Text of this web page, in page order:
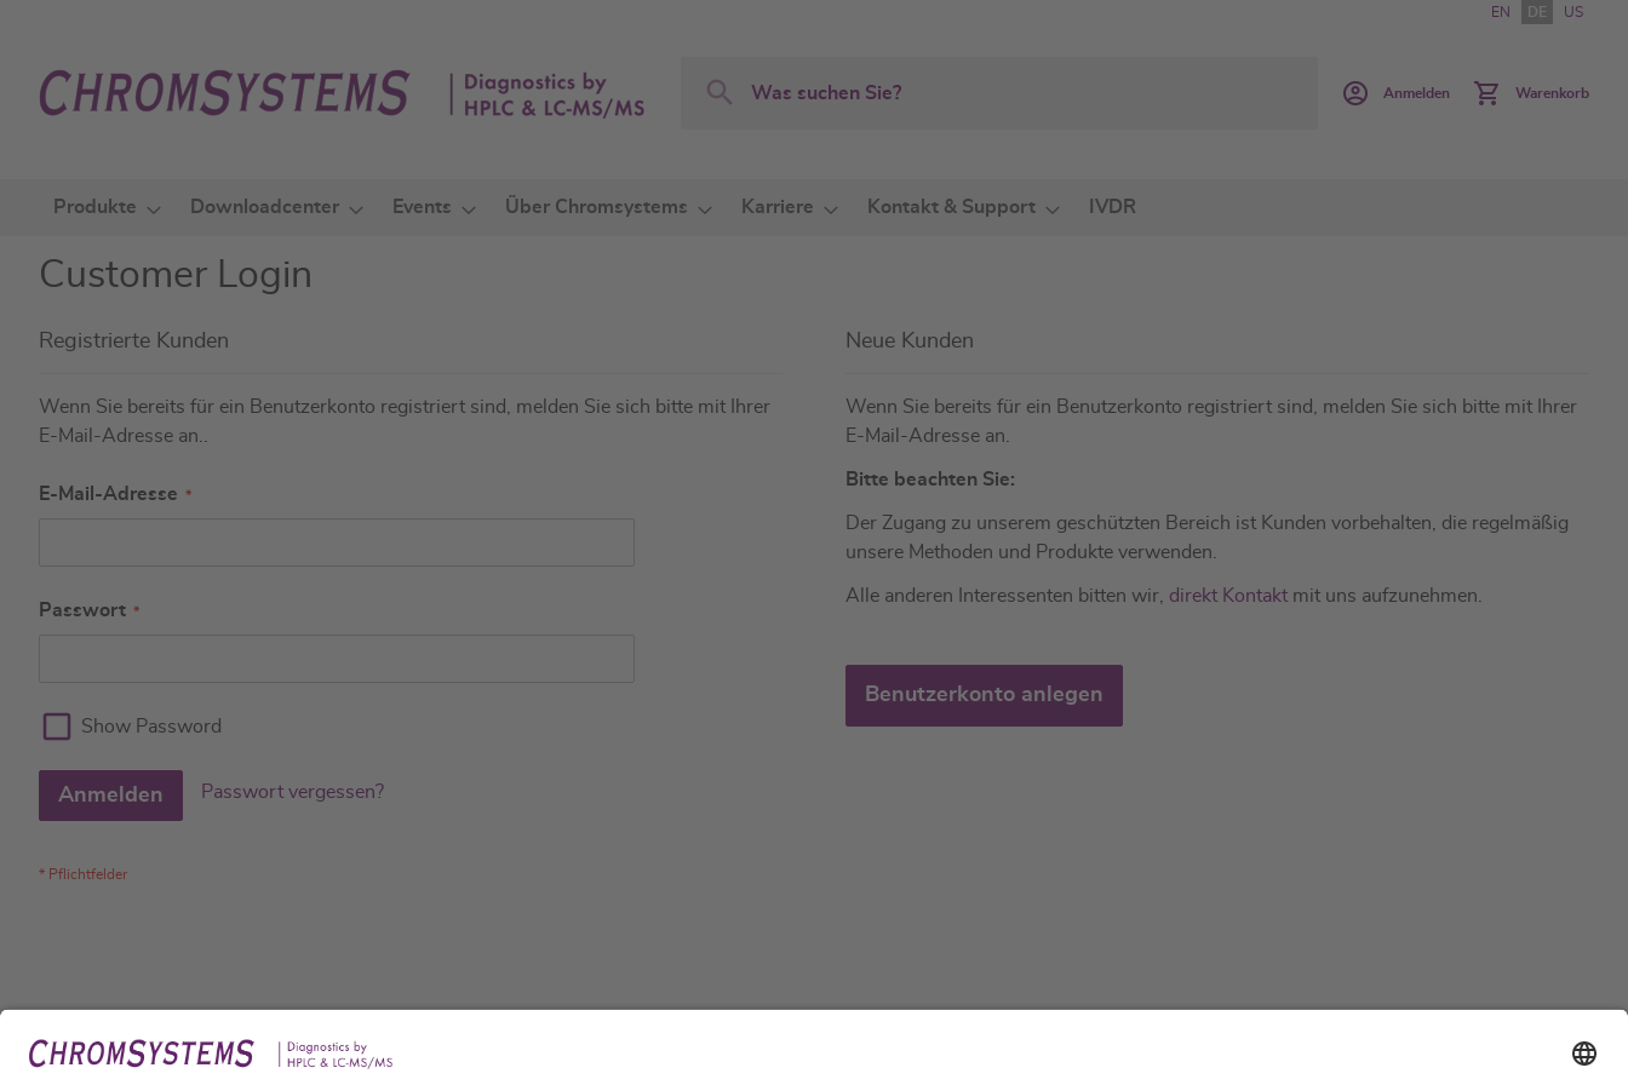
springen
EN DE US
Search
Anmelden Warenkorb
Produkte Downloadcenter Events Über Chromsystems Karriere Kontakt & Support IVDR
Customer Login
Registrierte Kunden
Wenn Sie bereits für ein Benutzerkonto registriert sind, melden Sie sich bitte mit Ihrer
E-Mail-Adresse an..
E-Mail-Adresse
Passwort
Show Password
Anmelden Passwort vergessen?
Neue Kunden
Wenn Sie bereits für ein Benutzerkonto registriert sind, melden Sie sich bitte mit Ihrer
E-Mail-Adresse an.
Bitte beachten Sie:
Der Zugang zu unserem geschützten Bereich ist Kunden vorbehalten, die regelmäßig
unsere Methoden und Produkte verwenden.
Alle anderen Interessenten bitten wir, direkt Kontaktmit uns aufzunehmen.
Benutzerkonto anlegen